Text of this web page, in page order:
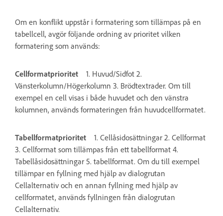
Om en konflikt uppstår i formatering som tillämpas på en
tabellcell, avgör följande ordning av prioritet vilken
formatering som används:
Cellformatprioritet
1. Huvud/Sidfot 2.
Vänsterkolumn/Högerkolumn 3. Brödtextrader. Om till
exempel en cell visas i både huvudet och den vänstra
kolumnen, används formateringen från huvudcellformatet.
Tabellformatprioritet
1. Cellåsidosättningar 2. Cellformat
3. Cellformat som tillämpas från ett tabellformat 4.
Tabellåsidosättningar 5. tabellformat. Om du till exempel
tillämpar en fyllning med hjälp av dialogrutan
Cellalternativ och en annan fyllning med hjälp av
cellformatet, används fyllningen från dialogrutan
Cellalternativ.